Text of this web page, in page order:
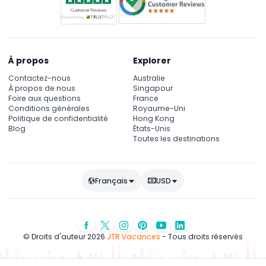
À propos
Contactez-nous
À propos de nous
Foire aux questions
Conditions générales
Politique de confidentialité
Blog
Explorer
Australie
Singapour
France
Royaume-Uni
Hong Kong
États-Unis
Toutes les destinations
Français USD
© Droits d'auteur 2026 JTR Vacances - Tous droits réservés